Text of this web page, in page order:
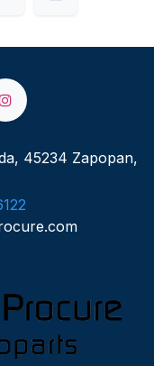
45234 Zapopan,